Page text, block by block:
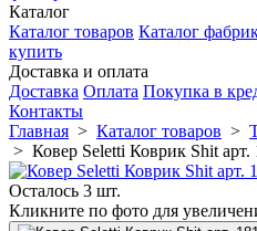
Каталог
Каталог товаров Каталог
купить
Доставка и оплата
Доставка Оплата Покупка в
Контакты
Главная > Каталог товаров >
> Ковер Seletti Коврик Shit арт.
Осталось 3 шт.
Кликните по фото для